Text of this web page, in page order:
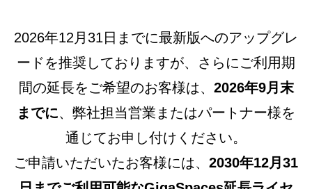
2026年12月31日までに最新版へのアップグレ
ードを推奨しておりますが、さらにご利用期
間の延長をご希望のお客様は、 2026年9月末
までに、弊社担当営業またはパートナー様を
通じてお申し付けください。
ご申請いただいたお客様には、 2030年12月31